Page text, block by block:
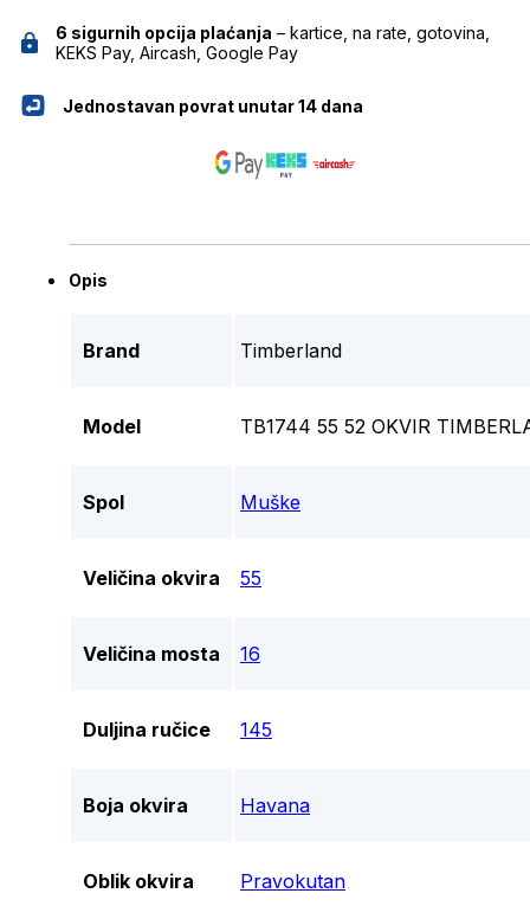
6 sigurnih opcija plaćanja – kartice, na rate, gotovina,
KEKS Pay, Aircash, Google Pay
Jednostavan povrat unutar 14 dana
Opis
Brand Timberland
Model TB1744 55 52 OKVIR
Spol Muške
Veličina okvira 55
Veličina mosta 16
Duljina ručice 145
Boja okvira Havana
Oblik okvira Pravokutan